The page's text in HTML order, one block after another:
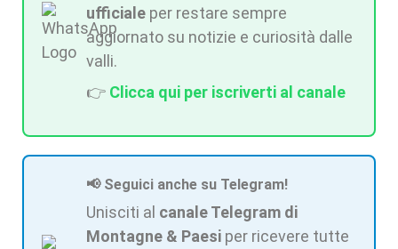
ufficiale per restare sempre
aggiornato su notizie e curiosità dalle
valli.
👉 Clicca qui per iscriverti al canale
📢 Seguici anche su Telegram!
Unisciti al canale Telegram di
Montagne & Paesi per ricevere tutte